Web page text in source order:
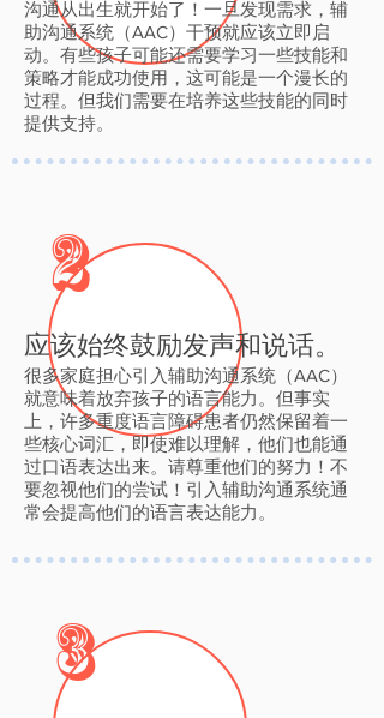
沟通从出生就开始了！一旦发现需求，辅
助沟通系统（AAC）干预就应该立即启
动。有些孩子可能还需要学习一些技能和
策略才能成功使用，这可能是一个漫长的
过程。但我们需要在培养这些技能的同时
提供支持。
2
应该始终鼓励发声和说话。
很多家庭担心引入辅助沟通系统（AAC）
就意味着放弃孩子的语言能力。但事实
上，许多重度语言障碍患者仍然保留着一
些核心词汇，即使难以理解，他们也能通
过口语表达出来。请尊重他们的努力！不
要忽视他们的尝试！引入辅助沟通系统通
常会提高他们的语言表达能力。
3